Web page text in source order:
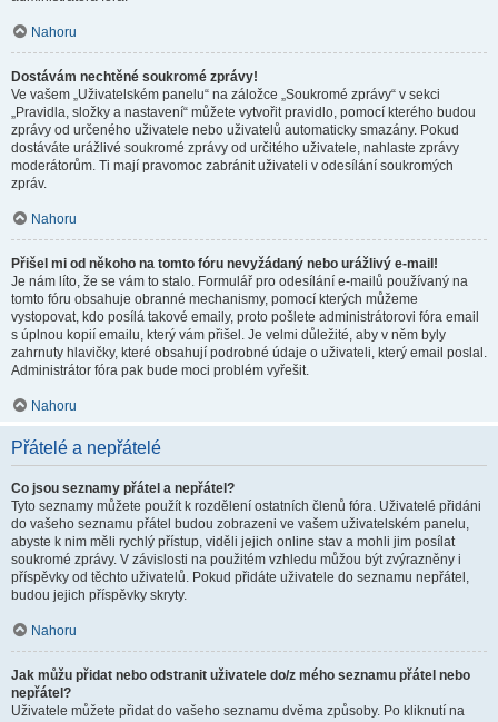
Nahoru
Dostávám nechtěné soukromé zprávy!
Ve vašem „Uživatelském panelu“ na záložce „Soukromé zprávy“ v sekci
„Pravidla, složky a nastavení“ můžete vytvořit pravidlo, pomocí kterého budou
zprávy od určeného uživatele nebo uživatelů automaticky smazány. Pokud
dostáváte urážlivé soukromé zprávy od určitého uživatele, nahlaste zprávy
moderátorům. Ti mají pravomoc zabránit uživateli v odesílání soukromých
zpráv.
Nahoru
Přišel mi od někoho na tomto fóru nevyžádaný nebo urážlivý e-mail!
Je nám líto, že se vám to stalo. Formulář pro odesílání e-mailů používaný na
tomto fóru obsahuje obranné mechanismy, pomocí kterých můžeme
vystopovat, kdo posílá takové emaily, proto pošlete administrátorovi fóra email
s úplnou kopií emailu, který vám přišel. Je velmi důležité, aby v něm byly
zahrnuty hlavičky, které obsahují podrobné údaje o uživateli, který email poslal.
Administrátor fóra pak bude moci problém vyřešit.
Nahoru
Přátelé a nepřátelé
Co jsou seznamy přátel a nepřátel?
Tyto seznamy můžete použít k rozdělení ostatních členů fóra. Uživatelé přidáni
do vašeho seznamu přátel budou zobrazeni ve vašem uživatelském panelu,
abyste k nim měli rychlý přístup, viděli jejich online stav a mohli jim posílat
soukromé zprávy. V závislosti na použitém vzhledu můžou být zvýrazněny i
příspěvky od těchto uživatelů. Pokud přidáte uživatele do seznamu nepřátel,
budou jejich příspěvky skryty.
Nahoru
Jak můžu přidat nebo odstranit uživatele do/z mého seznamu přátel nebo
nepřátel?
Uživatele můžete přidat do vašeho seznamu dvěma způsoby. Po kliknutí na